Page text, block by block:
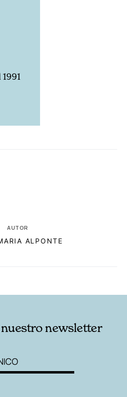
AUTOR
ALPONTE
newsletter